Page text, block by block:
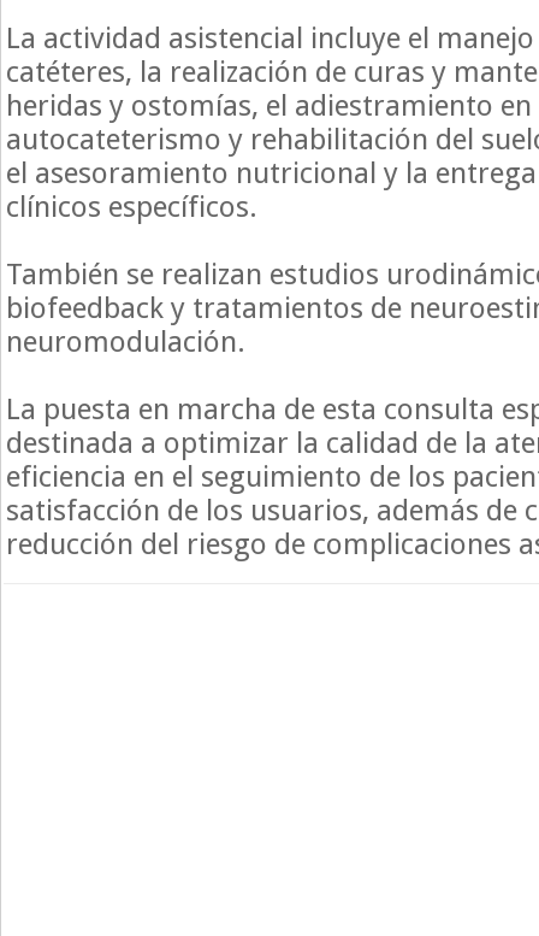
La actividad asistencial incluye el
catéteres, la realización de curas y
heridas y ostomías, el adiestramiento en
autocateterismo y rehabilitación del
el asesoramiento nutricional y la
clínicos específicos.
También se realizan estudios
biofeedback y tratamientos de
neuromodulación.
La puesta en marcha de esta consulta
destinada a optimizar la calidad de la
eficiencia en el seguimiento de los
satisfacción de los usuarios, además de
reducción del riesgo de complicaciones